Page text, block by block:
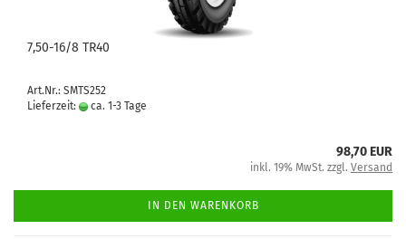
7,50-16/8 TR40
Art.Nr.: SMTS252
Lieferzeit:
ca. 1-3 Tage
98,70 EUR
inkl. 19% MwSt. zzgl. Versand
IN DEN WARENKORB